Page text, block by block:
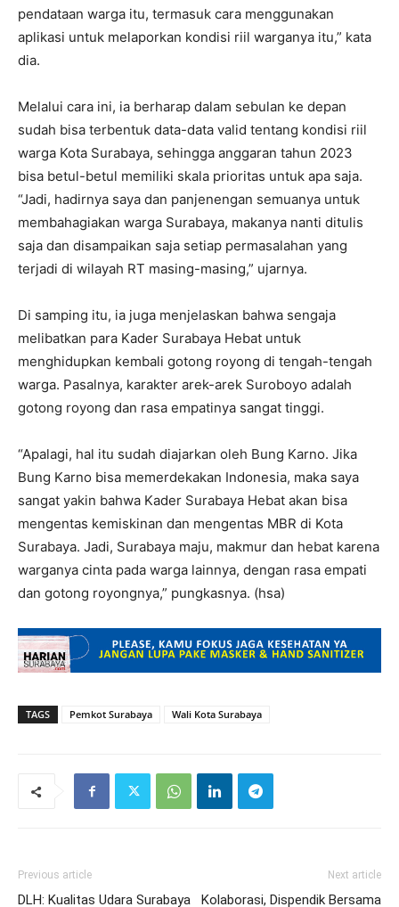
pendataan warga itu, termasuk cara menggunakan
aplikasi untuk melaporkan kondisi riil warganya itu,” kata
dia.
Melalui cara ini, ia berharap dalam sebulan ke depan
sudah bisa terbentuk data-data valid tentang kondisi riil
warga Kota Surabaya, sehingga anggaran tahun 2023
bisa betul-betul memiliki skala prioritas untuk apa saja.
“Jadi, hadirnya saya dan panjenengan semuanya untuk
membahagiakan warga Surabaya, makanya nanti ditulis
saja dan disampaikan saja setiap permasalahan yang
terjadi di wilayah RT masing-masing,” ujarnya.
Di samping itu, ia juga menjelaskan bahwa sengaja
melibatkan para Kader Surabaya Hebat untuk
menghidupkan kembali gotong royong di tengah-tengah
warga. Pasalnya, karakter arek-arek Suroboyo adalah
gotong royong dan rasa empatinya sangat tinggi.
“Apalagi, hal itu sudah diajarkan oleh Bung Karno. Jika
Bung Karno bisa memerdekakan Indonesia, maka saya
sangat yakin bahwa Kader Surabaya Hebat akan bisa
mengentas kemiskinan dan mengentas MBR di Kota
Surabaya. Jadi, Surabaya maju, makmur dan hebat karena
warganya cinta pada warga lainnya, dengan rasa empati
dan gotong royongnya,” pungkasnya. (hsa)
TAGS Pemkot Surabaya Wali Kota Surabaya
Previous article
DLH: Kualitas Udara Surabaya
Next article
Kolaborasi, Dispendik Bersama